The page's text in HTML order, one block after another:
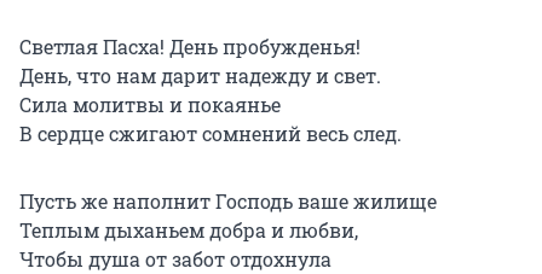
Светлая Пасха! День пробужденья!
День, что нам дарит надежду и свет.
Сила молитвы и покаянье
В сердце сжигают сомнений весь след.
Пусть же наполнит Господь ваше жилище
Теплым дыханьем добра и любви,
Чтобы душа от забот отдохнула